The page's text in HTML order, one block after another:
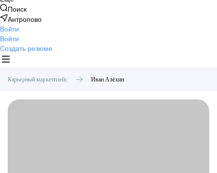
Поиск
Антропово
Войти
Войти
Создать резюме
Карьерный маркетплейс Иван Алёхин